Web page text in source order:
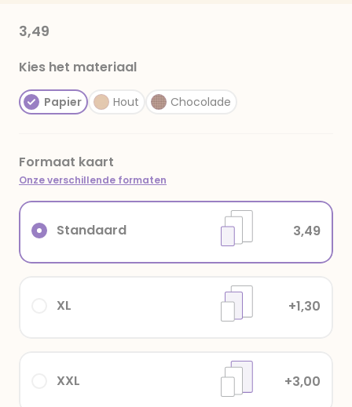
3,49
Kies het materiaal
Papier Hout Chocolade
Formaat kaart
Onze verschillende formaten
XXL +3,00
XL +1,30
Standaard 3,49